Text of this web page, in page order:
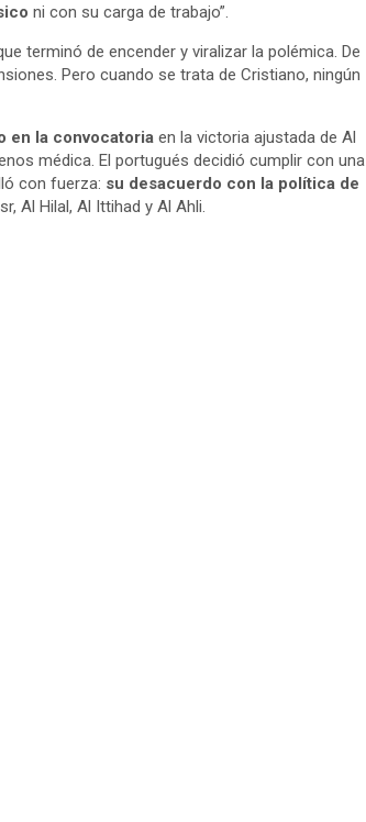
ni con su carga de trabajo”.
terminó de encender y viralizar la polémica. De
Pero cuando se trata de Cristiano, ningún
en la convocatoria en la victoria ajustada de Al
médica. El portugués decidió cumplir con una
con fuerza: su desacuerdo con la política de
Al Hilal, Al Ittihad y Al Ahli.